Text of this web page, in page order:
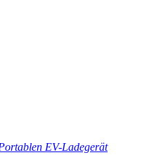
EV-Ladegerät